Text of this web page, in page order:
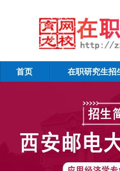
在职研究生报考
首页 在职研究生招